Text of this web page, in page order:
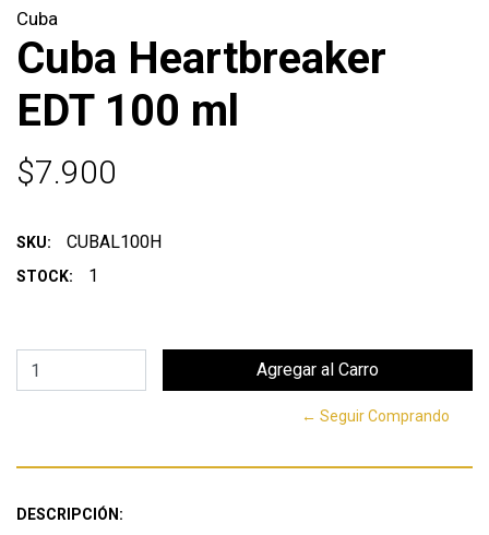
Cuba
Cuba Heartbreaker
EDT 100 ml
$7.900
SKU: CUBAL100H
STOCK: 1
← Seguir Comprando
DESCRIPCIÓN: